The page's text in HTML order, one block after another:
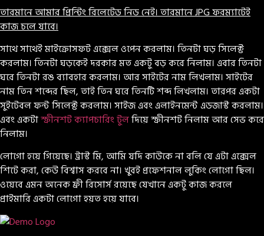
তারমানে আমার প্রিন্টিং রিলেটেড নিড নেই। তারমানে JPG ফরম্যাটেই
কাজ চলে যাবে।
সাথে সাথেই মাইক্রোসফট এক্সেল ওপেন করলাম। তিনটা ঘড় সিলেক্ট
করলাম। তিনটা ঘড়কেই দরকার মত একটু বড় করে নিলাম। এবার তিনটা
ঘরে তিনটা রঙ ব্যাবহার করলাম। আর সাইটের নাম লিখলাম। সাইটের
নাম তিন শব্দের ছিল, তাই তিন ঘরে তিনটি শব্দ লিখলাম। তারপর একটা
সুইটেবল ফন্ট সিলেক্ট করলাম। সাইজ এবং এলাইনমেন্ট এডজাস্ট করলাম।
এবং একটাস্ক্রীনশট ক্যাপচারিং টুলদিয়ে স্ক্রীনশট নিলাম আর সেভ করে
নিলাম।
লোগো হয়ে গিয়েছে। ট্রাস্ট মি, আমি যদি কাউকে না বলি যে এটা এক্সেল
শিটে করা, কেউ বিশ্বাস করবে না। খুবই প্রফেশনাল লুকিং লোগো ছিল।
ওয়েবে এমন অনেক ফ্রী রিসোর্স রয়েছে যেখানে একটু কাজ করলে
প্রাইমারি একটা লোগো হয়ত হয়ে যাবে।